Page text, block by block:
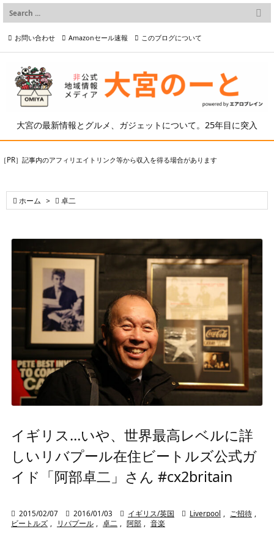
大宮の最新情報とグルメ、ガジェットについて。25年目に突入

メニュー

検索
お問い合わせ Amazonセール速報 このブログについて
プライバシーポリシー等
［PR］記事内のアフィリエイトリンク等から収入を得る場合があります
 ホーム >  卓二
イギリス…いや、世界最高レベルに詳
しいリバプール在住ビートルズ公式ガ
イド「阿部卓二」さん #cx2britain
 2015/02/07  2016/01/03  イギリス/英国  Liverpool , ご招待 ,
ビートルズ , リバプール , 卓二 , 阿部 , 音楽